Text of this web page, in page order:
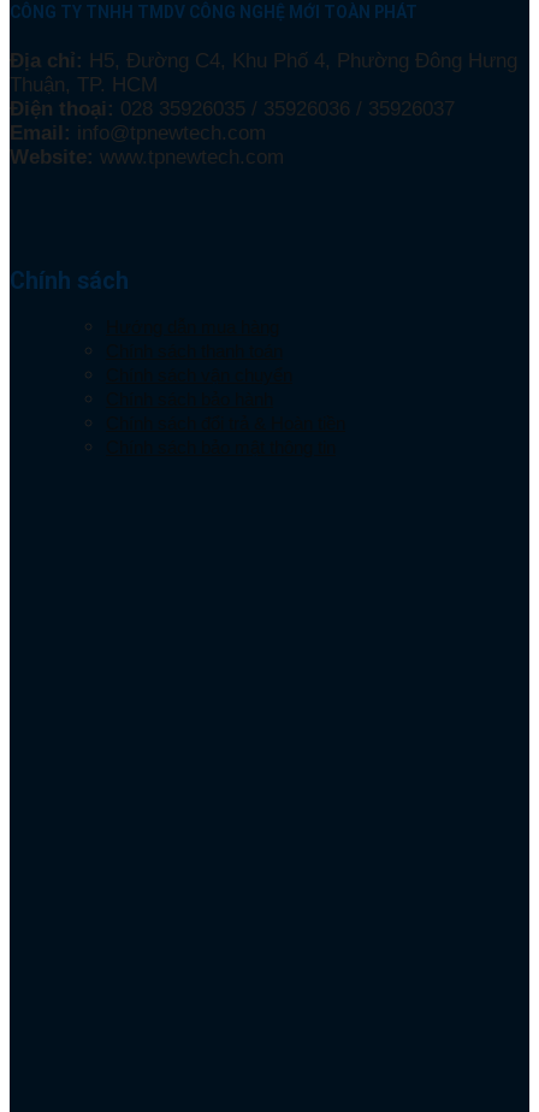
CÔNG TY TNHH TMDV CÔNG NGHỆ MỚI TOÀN PHÁT
Địa chỉ: H5, Đường C4, Khu Phố 4, Phường Đông Hưng
Thuận, TP. HCM
Điện thoại: 028 35926035 / 35926036 / 35926037
Email: info@tpnewtech.com
Website: www.tpnewtech.com
Chính sách